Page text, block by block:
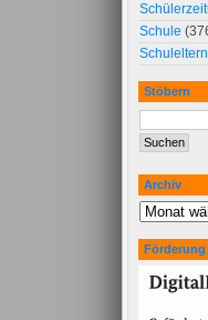
Schule
Stöbern
Archiv
Förderung